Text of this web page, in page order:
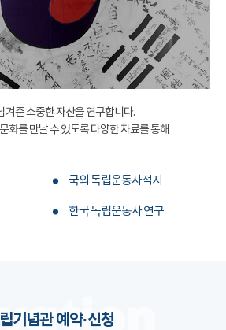
겨준 소중한 자산을 연구합니다.
화를 만날 수 있도록 다양한 자료를 통해
국외 독립운동사적지
한국 독립운동사 연구
기념관 예약·신청